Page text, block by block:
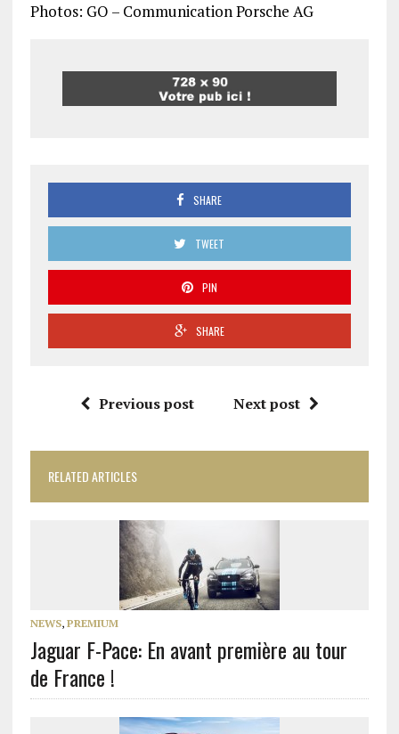
Photos: GO – Communication Porsche AG
SHARE
TWEET
PIN
SHARE
Previous post Next post
RELATED ARTICLES
NEWS, PREMIUM
Jaguar F-Pace: En avant première au tour
de France !